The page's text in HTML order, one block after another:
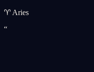
♈ Aries
“